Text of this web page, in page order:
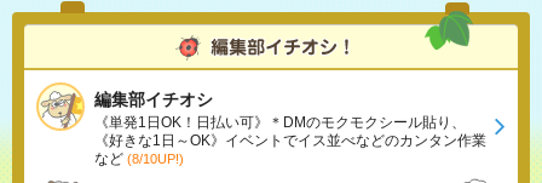
編集部イチオシ
《単発1日OK！日払い可》＊DMのモクモクシール貼り、
《好きな1日～OK》イベントでイス並べなどのカンタン作業
など (8/10UP!)